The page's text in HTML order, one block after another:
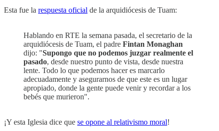
Esta fue la respuesta oficial de la arquidiócesis de Tuam:
Hablando en RTE la semana pasada, el secretario de la
arquidiócesis de Tuam, el padre Fintan Monaghan
dijo: "Supongo que no podemos juzgar realmente el
pasado, desde nuestro punto de vista, desde nuestra
lente. Todo lo que podemos hacer es marcarlo
adecuadamente y asegurarnos de que este es un lugar
apropiado, donde la gente puede venir y recordar a los
bebés que murieron".
¡Y esta Iglesia dice que se opone al relativismo moral!